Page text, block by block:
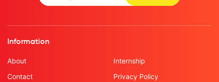
Information
About
Contact
Internship
Privacy Policy